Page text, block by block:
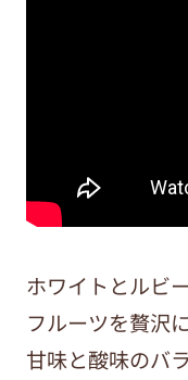
ホワイトとルビ
フルーツを贅沢
甘味と酸味のバ